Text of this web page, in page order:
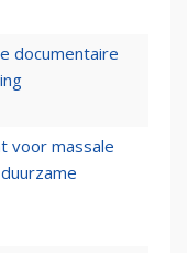
documentaire
voor massale